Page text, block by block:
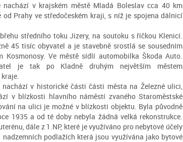
nachází v krajském městě Mladá Boleslav cca 40 km
od Prahy ve středočeském kraji, s níž je spojena dálnicí
středního toku Jizery, na soutoku s říčkou Klenicí.
45 tisíc obyvatel a je stavebně srostlá se sousedním
Kosmonosy. Ve městě sídlí automobilka Škoda Auto.
je tak po Kladně druhým největším městem
nachází v historické části části města na Železné ulici,
v blízkosti hlavního náměstí zvaného Staroměstské
na ulici je možné v blízkosti objektu. Byla původně
1935 a od té doby nebyla žádná velká rekonstrukce.
dále z 1.NP, které je využíváno pro nebytové účely
podlažích která jsou využívána jako bytové